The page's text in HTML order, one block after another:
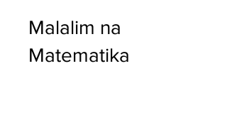
Malalim na
Matematika